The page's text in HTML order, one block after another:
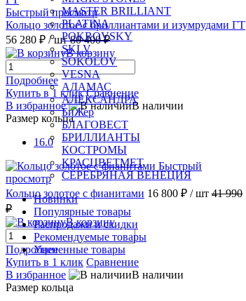
MASTER BRILLIANT
PLATINA
POKROVSKY
SKLV
SOKOLOV
VESNA
АДАМАС
АЛЕКСАНДРА
БиЖер
БЛАГОВЕСТ
БРИЛЛИАНТЫ
КОСТРОМЫ
КРАСЦВЕТМЕТ
СЕРЕБРЯНАЯ ВЕНЕЦИЯ
Новинки
Популярные товары
Распродажи и скидки
Рекомендуемые товары
Уцененные товары
Быстрый просмотр
Кольцо золотое с бриллиантами и изумрудами ГТ
56 280 ₽ / шт 80 400 ₽
В корзину
Подробнее
Купить в 1 клик Сравнение
В избранное
В наличии
Размер кольца
16.0
Быстрый
просмотр
Кольцо золотое с фианитами 16 800 ₽ / шт 41 990
₽
В корзину
Подробнее
Купить в 1 клик Сравнение
В избранное
В наличии
Размер кольца